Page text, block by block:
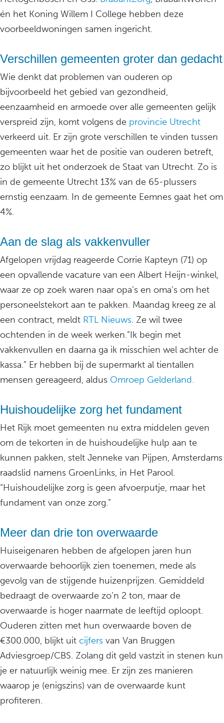
én het Koning Willem I College hebben deze
voorbeeldwoningen samen ingericht.
Verschillen gemeenten groter dan gedacht
Wie denkt dat problemen van ouderen op
bijvoorbeeld het gebied van gezondheid,
eenzaamheid en armoede over alle gemeenten gelijk
verspreid zijn, komt volgens de provincie Utrecht
verkeerd uit. Er zijn grote verschillen te vinden tussen
gemeenten waar het de positie van ouderen betreft,
zo blijkt uit het onderzoek de Staat van Utrecht. Zo is
in de gemeente Utrecht 13% van de 65-plussers
ernstig eenzaam. In de gemeente Eemnes gaat het om
4%.
Aan de slag als vakkenvuller
Afgelopen vrijdag reageerde Corrie Kapteyn (71) op
een opvallende vacature van een Albert Heijn-winkel,
waar ze op zoek waren naar opa’s en oma’s om het
personeelstekort aan te pakken. Maandag kreeg ze al
een contract, meldt RTL Nieuws. Ze wil twee
ochtenden in de week werken.”Ik begin met
vakkenvullen en daarna ga ik misschien wel achter de
kassa.” Er hebben bij de supermarkt al tientallen
mensen gereageerd, aldus Omroep Gelderland.
Huishoudelijke zorg het fundament
Het Rijk moet gemeenten nu extra middelen geven
om de tekorten in de huishoudelijke hulp aan te
kunnen pakken, stelt Jenneke van Pijpen, Amsterdams
raadslid namens GroenLinks, in Het Parool.
“Huishoudelijke zorg is geen afvoerputje, maar het
fundament van onze zorg.”
Meer dan drie ton overwaarde
Huiseigenaren hebben de afgelopen jaren hun
overwaarde behoorlijk zien toenemen, mede als
gevolg van de stijgende huizenprijzen. Gemiddeld
bedraagt de overwaarde zo’n 2 ton, maar de
overwaarde is hoger naarmate de leeftijd oploopt.
Ouderen zitten met hun overwaarde boven de
€300.000, blijkt uit cijfers van Van Bruggen
Adviesgroep/CBS. Zolang dit geld vastzit in stenen kun
je er natuurlijk weinig mee. Er zijn zes manieren
waarop je (enigszins) van de overwaarde kunt
profiteren.